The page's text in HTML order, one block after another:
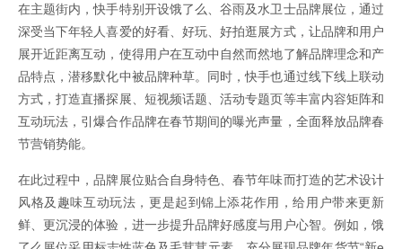
在主题街内，快手特别开设饿了么、谷雨及水卫士品牌展位，通过
深受当下年轻人喜爱的好看、好玩、好拍逛展方式，让品牌和用户
展开近距离互动，使得用户在互动中自然而然地了解品牌理念和产
品特点，潜移默化中被品牌种草。同时，快手也通过线下线上联动
方式，打造直播探展、短视频话题、活动专题页等丰富内容矩阵和
互动玩法，引爆合作品牌在春节期间的曝光声量，全面释放品牌春
节营销势能。
在此过程中，品牌展位贴合自身特色、春节年味而打造的艺术设计
风格及趣味互动玩法，更是起到锦上添花作用，给用户带来更新
鲜、更沉浸的体验，进一步提升品牌好感度与用户心智。例如，饿